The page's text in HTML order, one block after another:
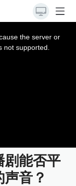
the server or
not supported.
剧能否平
音？